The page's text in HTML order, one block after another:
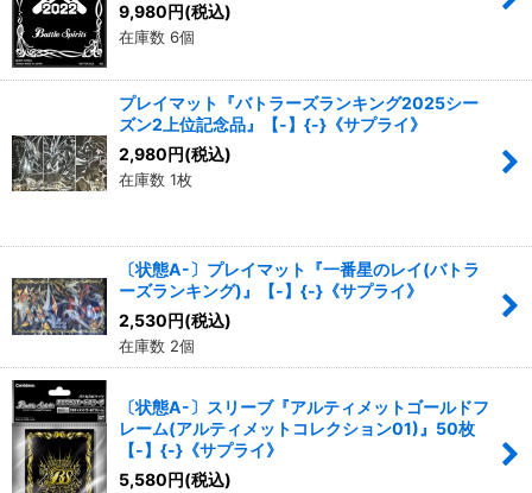
9,980円(税込)
在庫数 6個
プレイマット『バトラーズランキング2025シー
ズン2上位記念品』【-】{-}《サプライ》
2,980円(税込)
在庫数 1枚
〔状態A-〕プレイマット『一番星のレイ(バトラ
ーズランキング)』【-】{-}《サプライ》
2,530円(税込)
在庫数 2個
〔状態A-〕スリーブ『アルティメットゴールドフ
レーム(アルティメットコレクション01)』50枚
【-】{-}《サプライ》
5,580円(税込)